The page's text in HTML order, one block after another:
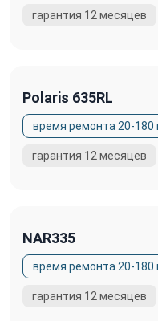
Polaris 635RL
NAR335